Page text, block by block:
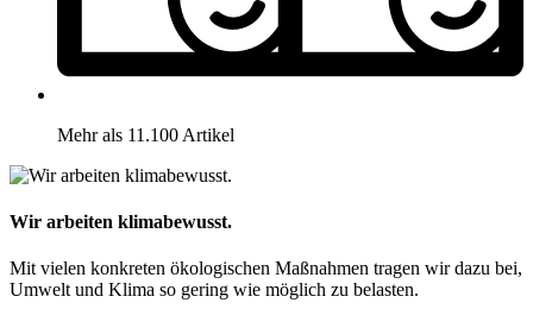
Mehr als 11.100 Artikel
Wir arbeiten klimabewusst.
Mit vielen konkreten ökologischen Maßnahmen tragen wir dazu bei,
Umwelt und Klima so gering wie möglich zu belasten.